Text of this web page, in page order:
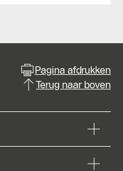
Pagina afdrukken
Terug naar boven